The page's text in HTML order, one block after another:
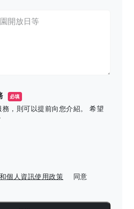
必填
，則可以提前向您介紹。 希望
個人資訊使用政策 同意